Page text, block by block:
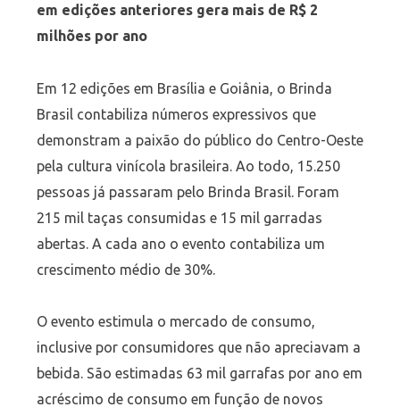
em edições anteriores gera mais de R$ 2
milhões por ano
Em 12 edições em Brasília e Goiânia, o Brinda
Brasil contabiliza números expressivos que
demonstram a paixão do público do Centro-Oeste
pela cultura vinícola brasileira. Ao todo, 15.250
pessoas já passaram pelo Brinda Brasil. Foram
215 mil taças consumidas e 15 mil garradas
abertas. A cada ano o evento contabiliza um
crescimento médio de 30%.
O evento estimula o mercado de consumo,
inclusive por consumidores que não apreciavam a
bebida. São estimadas 63 mil garrafas por ano em
acréscimo de consumo em função de novos